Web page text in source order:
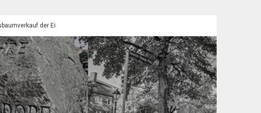
der Eilendorfer Pfadfinder